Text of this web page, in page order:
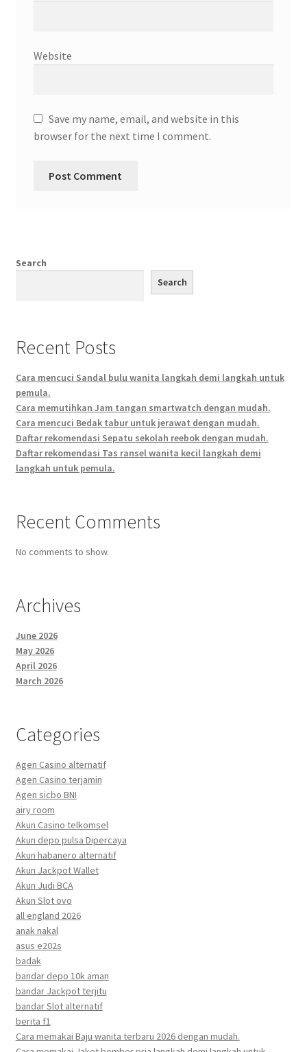
Website
Save my name, email, and website in this
browser for the next time I comment.
Search
Search
Recent Posts
Cara mencuci Sandal bulu wanita langkah demi langkah untuk
pemula.
Cara memutihkan Jam tangan smartwatch dengan mudah.
Cara mencuci Bedak tabur untuk jerawat dengan mudah.
Daftar rekomendasi Sepatu sekolah reebok dengan mudah.
Daftar rekomendasi Tas ransel wanita kecil langkah demi
langkah untuk pemula.
Recent Comments
No comments to show.
Archives
June 2026
May 2026
April 2026
March 2026
Categories
Agen Casino alternatif
Agen Casino terjamin
Agen sicbo BNI
airy room
Akun Casino telkomsel
Akun depo pulsa Dipercaya
Akun habanero alternatif
Akun Jackpot Wallet
Akun Judi BCA
Akun Slot ovo
all england 2026
anak nakal
asus e202s
badak
bandar depo 10k aman
bandar Jackpot terjitu
bandar Slot alternatif
berita f1
Cara memakai Baju wanita terbaru 2026 dengan mudah.